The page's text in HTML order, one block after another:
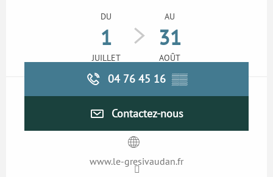
DU
1
JUILLET
AU
31
AOÛT
04 76 45 16 ▒▒
Contactez-nous
www.le-gresivaudan.fr